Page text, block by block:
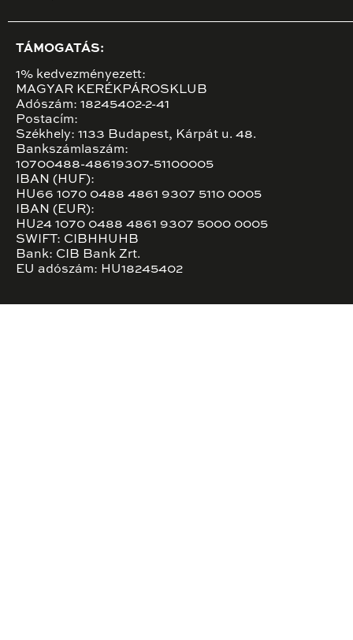
TÁMOGATÁS:
1% kedvezményezett:
MAGYAR KERÉKPÁROSKLUB
Adószám: 18245402-2-41
Postacím:
Székhely: 1133 Budapest, Kárpát u. 48.
Bankszámlaszám:
10700488-48619307-51100005
IBAN (HUF):
HU66 1070 0488 4861 9307 5110 0005
IBAN (EUR):
HU24 1070 0488 4861 9307 5000 0005
SWIFT: CIBHHUHB
Bank: CIB Bank Zrt.
EU adószám: HU18245402